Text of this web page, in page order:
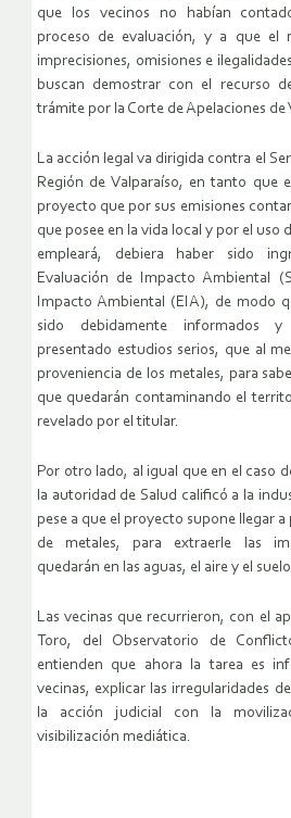
que los vecinos no habían
proceso de evaluación, y a que el
imprecisiones, omisiones e
buscan demostrar con el recurso
trámite por la Corte de Apelaciones de
La acción legal va dirigida contra el
Región de Valparaíso, en tanto que
proyecto que por sus emisiones
que posee en la vida local y por el uso
empleará, debiera haber sido
Evaluación de Impacto Ambiental
Impacto Ambiental (EIA), de modo
sido debidamente informados
presentado estudios serios, que al
proveniencia de los metales, para
que quedarán contaminando el
revelado por el titular.
Por otro lado, al igual que en el caso
la autoridad de Salud calificó a la
pese a que el proyecto supone llegar
de metales, para extraerle las
quedarán en las aguas, el aire y el
Las vecinas que recurrieron, con el
Toro, del Observatorio de
entienden que ahora la tarea es
vecinas, explicar las irregularidades
la acción judicial con la
visibilización mediática.